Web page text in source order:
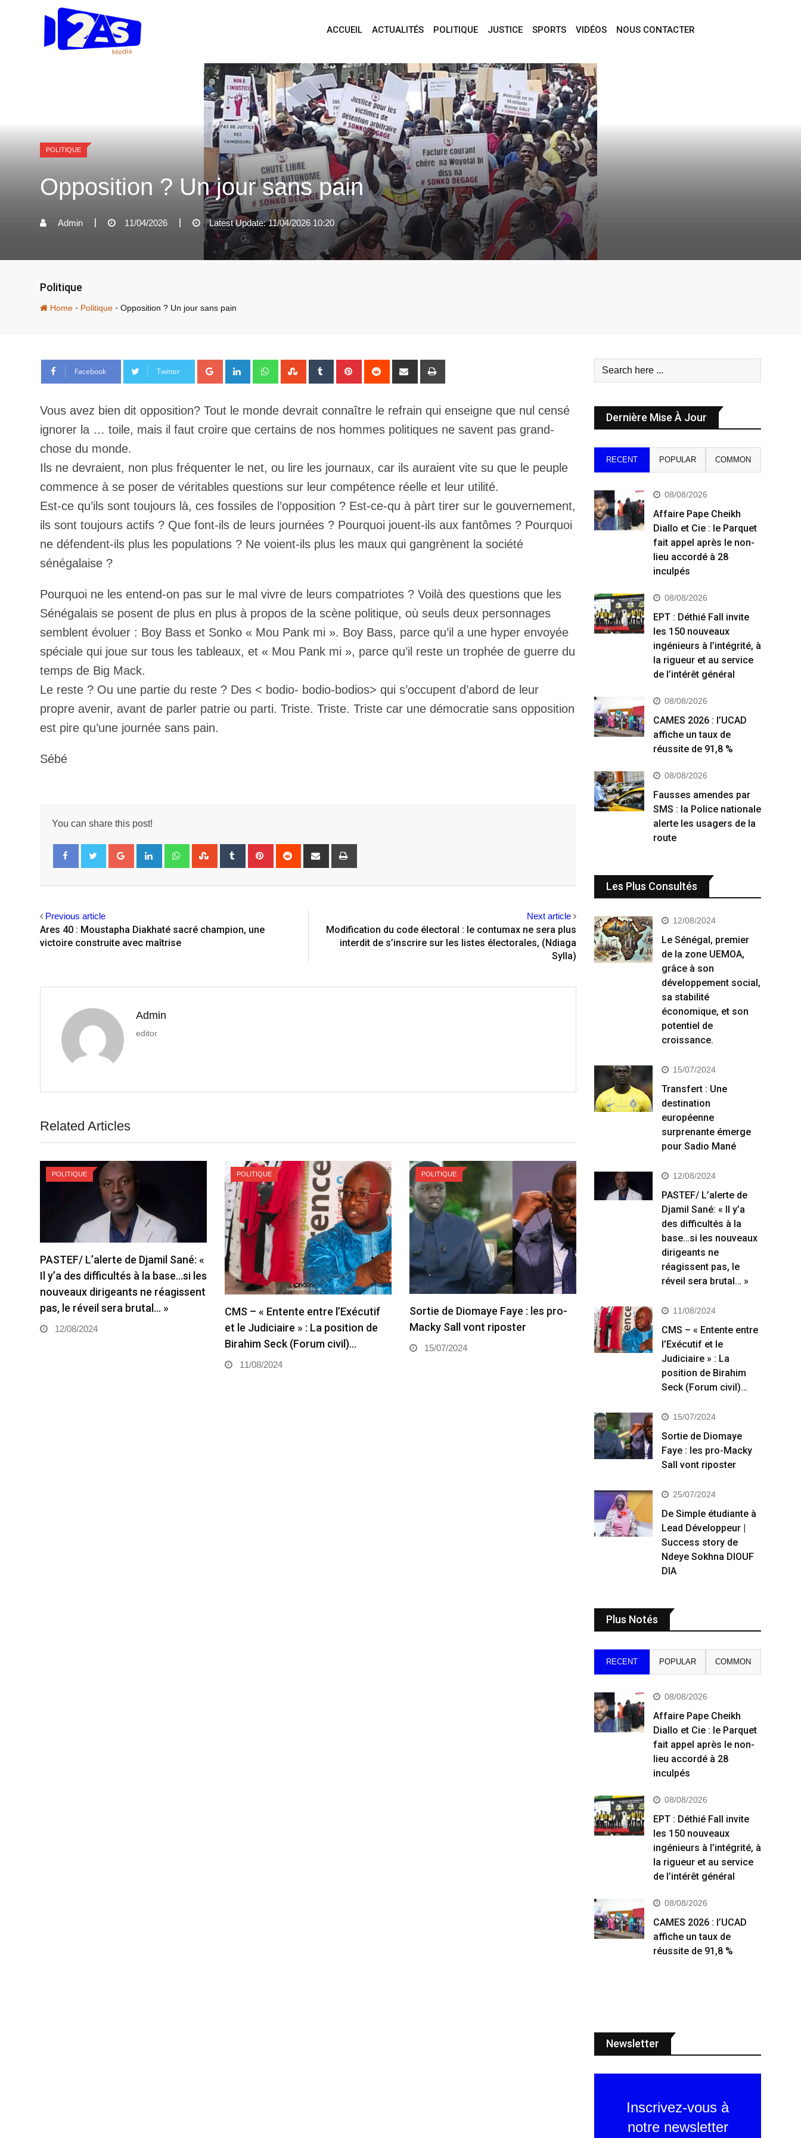
ACCUEIL ACTUALITÉS POLITIQUE JUSTICE SPORTS VIDÉOS NOUS CONTACTER
POLITIQUE
Opposition ? Un jour sans pain
Admin 11/04/2026 Latest Update: 11/04/2026 10:20
Politique
Home - Politique - Opposition ? Un jour sans pain
Facebook Twitter
Google+ LinkedIn WhatsappStumbleUpon
Tumblr Pinterest Reddit
Share
Vous avez bien dit opposition? Tout le monde devrait connaître le refrain qui enseigne que nul censé
ignorer la … toile, mais il faut croire que certains de nos hommes politiques ne savent pas grand-
chose du monde.
Ils ne devraient, non plus fréquenter le net, ou lire les journaux, car ils auraient vite su que le peuple
commence à se poser de véritables questions sur leur compétence réelle et leur utilité.
Est-ce qu’ils sont toujours là, ces fossiles de l’opposition ? Est-ce-qu à pàrt tirer sur le gouvernement,
ils sont toujours actifs ? Que font-ils de leurs journées ? Pourquoi jouent-ils aux fantômes ? Pourquoi
ne défendent-ils plus les populations ? Ne voient-ils plus les maux qui gangrènent la société
sénégalaise ?
Pourquoi ne les entend-on pas sur le mal vivre de leurs compatriotes ? Voilà des questions que les
Sénégalais se posent de plus en plus à propos de la scène politique, où seuls deux personnages
semblent évoluer : Boy Bass et Sonko « Mou Pank mi ». Boy Bass, parce qu’il a une hyper envoyée
spéciale qui joue sur tous les tableaux, et « Mou Pank mi », parce qu’il reste un trophée de guerre du
temps de Big Mack.
Le reste ? Ou une partie du reste ? Des < bodio- bodio-bodios> qui s’occupent d’abord de leur
propre avenir, avant de parler patrie ou parti. Triste. Triste. Triste car une démocratie sans opposition
est pire qu’une journée sans pain.
Sébé
You can share this post!
Google+ LinkedIn WhatsappStumbleUpon
Tumblr Pinterest Reddit
Share
Previous article
Ares 40 : Moustapha Diakhaté sacré champion, une
victoire construite avec maîtrise
Next article
Modification du code électoral : le contumax ne sera plus
interdit de s’inscrire sur les listes électorales, (Ndiaga
Sylla)
Admin
editor
Related Articles
POLITIQUE
PASTEF/ L’alerte de Djamil Sané: «
Il y’a des difficultés à la base…si les
nouveaux dirigeants ne réagissent
pas, le réveil sera brutal… »
12/08/2024
POLITIQUE
CMS – « Entente entre l’Exécutif
et le Judiciaire » : La position de
Birahim Seck (Forum civil)…
11/08/2024
POLITIQUE
Sortie de Diomaye Faye : les pro-
Macky Sall vont riposter
15/07/2024
Dernière Mise À Jour
RECENT POPULAR COMMON
08/08/2026
Affaire Pape Cheikh
Diallo et Cie : le Parquet
fait appel après le non-
lieu accordé à 28
inculpés
08/08/2026
EPT : Déthié Fall invite
les 150 nouveaux
ingénieurs à l’intégrité, à
la rigueur et au service
de l’intérêt général
08/08/2026
CAMES 2026 : l’UCAD
affiche un taux de
réussite de 91,8 %
08/08/2026
Fausses amendes par
SMS : la Police nationale
alerte les usagers de la
route
Les Plus Consultés
12/08/2024
Le Sénégal, premier
de la zone UEMOA,
grâce à son
développement social,
sa stabilité
économique, et son
potentiel de
croissance.
15/07/2024
Transfert : Une
destination
européenne
surprenante émerge
pour Sadio Mané
12/08/2024
PASTEF/ L’alerte de
Djamil Sané: « Il y’a
des difficultés à la
base…si les nouveaux
dirigeants ne
réagissent pas, le
réveil sera brutal… »
11/08/2024
CMS – « Entente entre
l’Exécutif et le
Judiciaire » : La
position de Birahim
Seck (Forum civil)…
15/07/2024
Sortie de Diomaye
Faye : les pro-Macky
Sall vont riposter
25/07/2024
De Simple étudiante à
Lead Développeur |
Success story de
Ndeye Sokhna DIOUF
DIA
Plus Notés
RECENT POPULAR COMMON
08/08/2026
Affaire Pape Cheikh
Diallo et Cie : le Parquet
fait appel après le non-
lieu accordé à 28
inculpés
08/08/2026
EPT : Déthié Fall invite
les 150 nouveaux
ingénieurs à l’intégrité, à
la rigueur et au service
de l’intérêt général
08/08/2026
CAMES 2026 : l’UCAD
affiche un taux de
réussite de 91,8 %
Newsletter
Inscrivez-vous à
notre newsletter